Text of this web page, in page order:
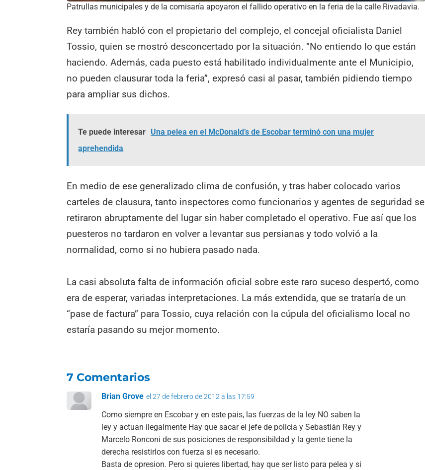
Patrullas municipales y de la comisaría apoyaron el fallido operativo en la feria de la calle Rivadavia.
Rey también habló con el propietario del complejo, el concejal oficialista Daniel
Tossio, quien se mostró desconcertado por la situación. “No entiendo lo que están
haciendo. Además, cada puesto está habilitado individualmente ante el Municipio,
no pueden clausurar toda la feria”, expresó casi al pasar, también pidiendo tiempo
para ampliar sus dichos.
Te puede interesar Una pelea en el McDonald’s de Escobar terminó con una mujer
aprehendida
En medio de ese generalizado clima de confusión, y tras haber colocado varios
carteles de clausura, tanto inspectores como funcionarios y agentes de seguridad se
retiraron abruptamente del lugar sin haber completado el operativo. Fue así que los
puesteros no tardaron en volver a levantar sus persianas y todo volvió a la
normalidad, como si no hubiera pasado nada.
La casi absoluta falta de información oficial sobre este raro suceso despertó, como
era de esperar, variadas interpretaciones. La más extendida, que se trataría de un
“pase de factura” para Tossio, cuya relación con la cúpula del oficialismo local no
estaría pasando su mejor momento.
7 Comentarios
Brian Grove el 27 de febrero de 2012 a las 17:59
Como siempre en Escobar y en este pais, las fuerzas de la ley NO saben la
ley y actuan ilegalmente Hay que sacar el jefe de policia y Sebastián Rey y
Marcelo Ronconi de sus posiciones de responsibildad y la gente tiene la
derecha resistirlos con fuerza si es necesario.
Basta de opresion. Pero si quieres libertad, hay que ser listo para pelea y si